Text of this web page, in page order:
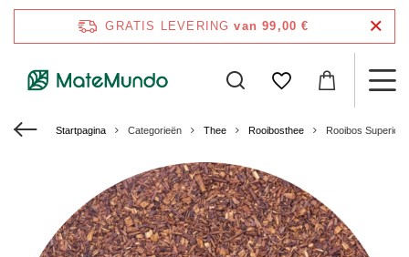
GRATIS LEVERING van 99,00 €
Startpagina Categorieën Thee Rooibosthee Rooibos Superior